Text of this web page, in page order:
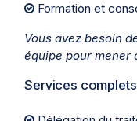
Formation et
Vous avez besoin
équipe pour mener
Services complets